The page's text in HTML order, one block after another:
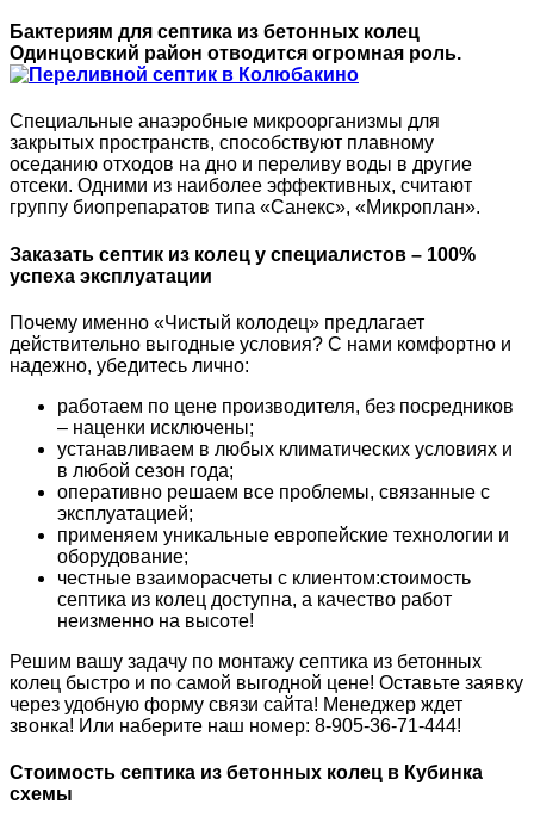
Бактериям для септика из бетонных колец
Одинцовский район отводится огромная роль.
Специальные анаэробные микроорганизмы для
закрытых пространств, способствуют плавному
оседанию отходов на дно и переливу воды в другие
отсеки. Одними из наиболее эффективных, считают
группу биопрепаратов типа «Санекс», «Микроплaн».
Заказать септик из колец у специалистов – 100%
успеха эксплуатации
Почему именно «Чистый колодец» предлагает
действительно выгодные условия? С нами комфортно и
надежно, убедитесь лично:
работаем по цене производителя, без посредников
– наценки исключены;
устанавливаем в любых климатических условиях и
в любой сезон года;
оперативно решаем все проблемы, связанные с
эксплуатацией;
применяем уникальные европейские технологии и
оборудование;
честные взаиморасчеты с клиентом:стоимость
септика из колец доступна, а качество работ
неизменно на высоте!
Решим вашу задачу по монтажу септика из бетонных
колец быстро и по самой выгодной цене! Оставьте заявку
через удобную форму связи сайта! Менеджер ждет
звонка! Или наберите наш номер: 8-905-36-71-444!
Стоимость септика из бетонных колец в Кубинка
схемы